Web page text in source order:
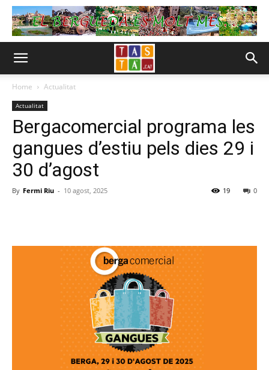
Home Actualitat
Actualitat
Bergacomercial programa les
gangues d’estiu pels dies 29 i
30 d’agost
By Fermi Riu - 10 agost, 2025 0
19